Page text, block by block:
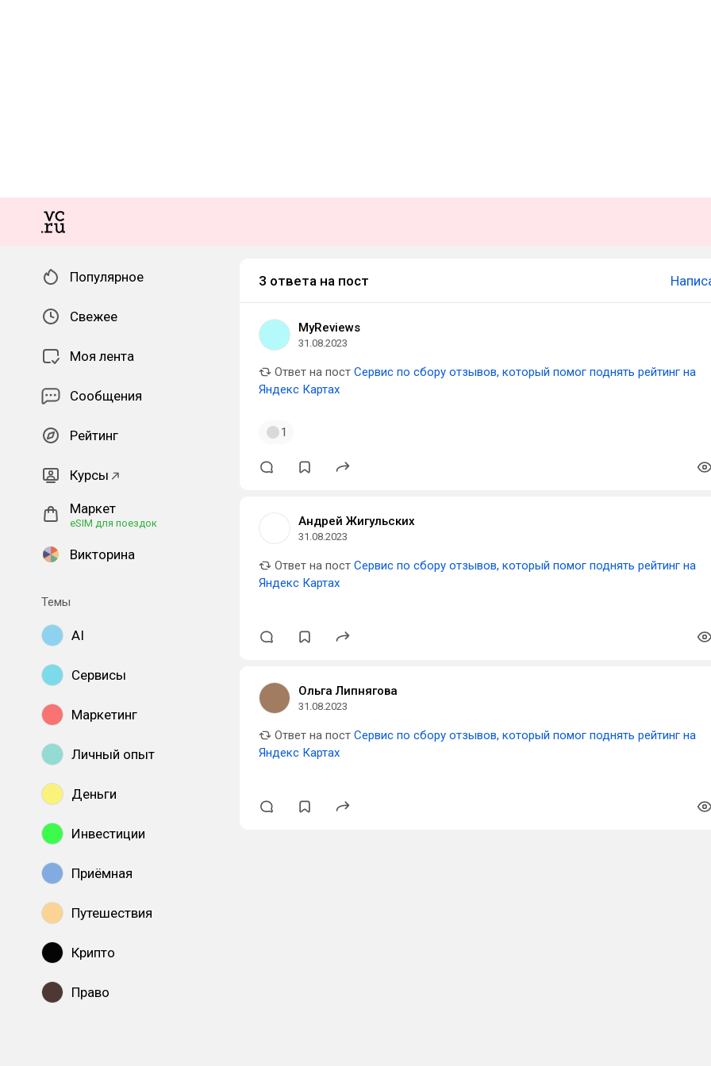
Популярное
Свежее
Моя лента
Сообщения
Рейтинг
Курсы
Маркет
eSIM для поездок
Викторина
Темы
AI
Сервисы
Маркетинг
Личный опыт
Деньги
Инвестиции
Приёмная
Путешествия
Крипто
Право
3 ответа на пост
MyReviews
31.08.2023
Ответ на пост Сервис по сбору отзывов, который помог поднять рейтинг на
Яндекс Картах
1
Андрей Жигульских
31.08.2023
Ответ на пост Сервис по сбору отзывов, который помог поднять рейтинг на
Яндекс Картах
Ольга Липнягова
31.08.2023
Ответ на пост Сервис по сбору отзывов, который помог поднять рейтинг на
Яндекс Картах